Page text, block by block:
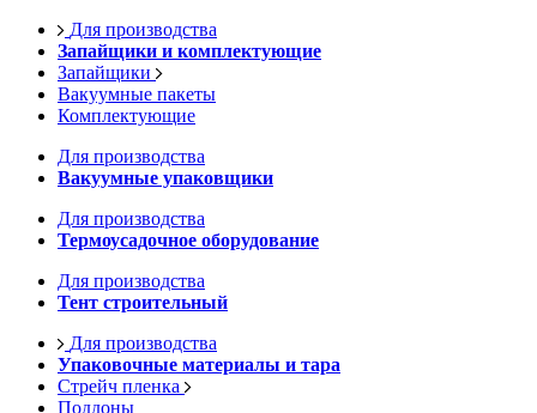
Для производства
Запайщики и комплектующие
Запайщики
Вакуумные пакеты
Комплектующие
Для производства
Вакуумные упаковщики
Для производства
Термоусадочное оборудование
Для производства
Тент строительный
Для производства
Упаковочные материалы и тара
Стрейч пленка
Поддоны